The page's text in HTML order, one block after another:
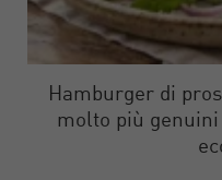
Hamburger di
molto più